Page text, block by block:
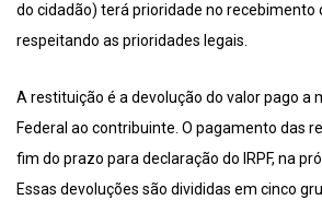
do cidadão) terá prioridade no recebimento
respeitando as prioridades legais.
A restituição é a devolução do valor pago a
Federal ao contribuinte. O pagamento das
fim do prazo para declaração do IRPF, na
Essas devoluções são divididas em cinco